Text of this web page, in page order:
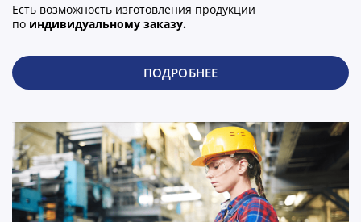
Есть возможность изготовления продукции
по индивидуальному заказу.
ПОДРОБНЕЕ